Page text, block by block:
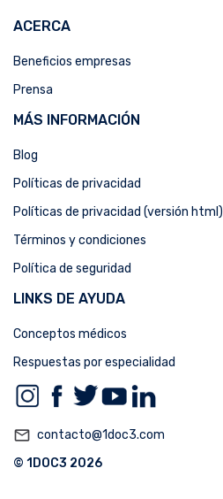
ACERCA
Beneficios empresas
Prensa
MÁS INFORMACIÓN
Blog
Políticas de privacidad
Políticas de privacidad (versión html)
Términos y condiciones
Política de seguridad
LINKS DE AYUDA
Conceptos médicos
Respuestas por especialidad
mail_outline contacto@1doc3.com
© 1DOC3 2026